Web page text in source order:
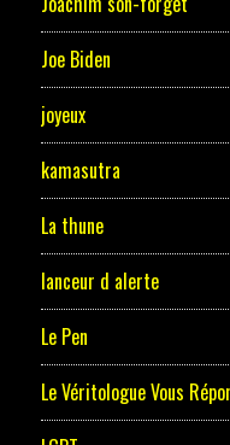
Joe Biden
joyeux
kamasutra
La thune
lanceur d alerte
Le Pen
Le Véritologue Vous